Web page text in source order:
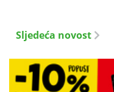
Sljedeća novost